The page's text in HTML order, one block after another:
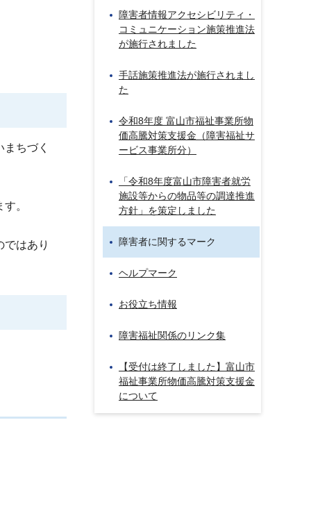
ちづく
。
はあり
障害者情報アクセシビリティ・
コミュニケーション施策推進法
が施行されました
手話施策推進法が施行されまし
た
令和8年度 富山市福祉事業所物
価高騰対策支援金（障害福祉サ
ービス事業所分）
「令和8年度富山市障害者就労
施設等からの物品等の調達推進
方針」を策定しました
障害者に関するマーク
ヘルプマーク
お役立ち情報
障害福祉関係のリンク集
【受付は終了しました】富山市
福祉事業所物価高騰対策支援金
について